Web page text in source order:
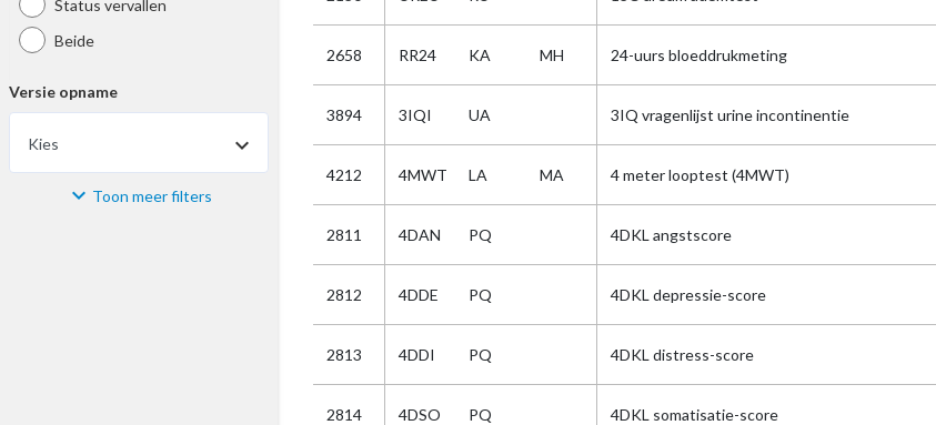
Status vervallen
Beide
Versie opname
Kies
Materiaal Toon meer filters
2658 RR24 KA MH 24-uurs bloeddrukmeting
3894 3IQI UA 3IQ vragenlijst urine incontinentie
4212 4MWT LA MA 4 meter looptest (4MWT)
2811 4DAN PQ 4DKL angstscore
2812 4DDE PQ 4DKL depressie-score
2813 4DDI PQ 4DKL distress-score
2814 4DSO PQ 4DKL somatisatie-score